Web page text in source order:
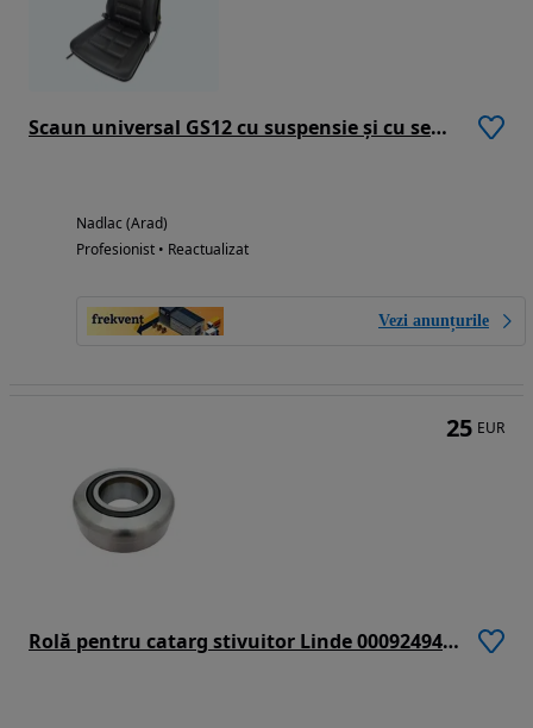
Scaun universal GS12 cu suspensie și cu senzor de prezență
Nadlac (Arad)
Profesionist • Reactualizat
Vezi anunțurile
Rolă pentru catarg stivuitor Linde 0009249476 (90,2x40x29 mm)
25 EUR